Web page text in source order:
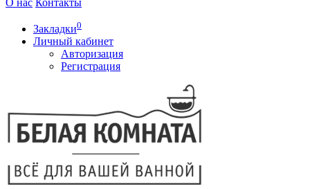
О нас Контакты
Закладки0
Личный кабинет
Авторизация
Регистрация